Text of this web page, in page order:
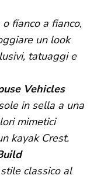
fianco a fianco,
un look
tatuaggi e
Vehicles
in sella a una
mimetici
kayak Crest.
classico al